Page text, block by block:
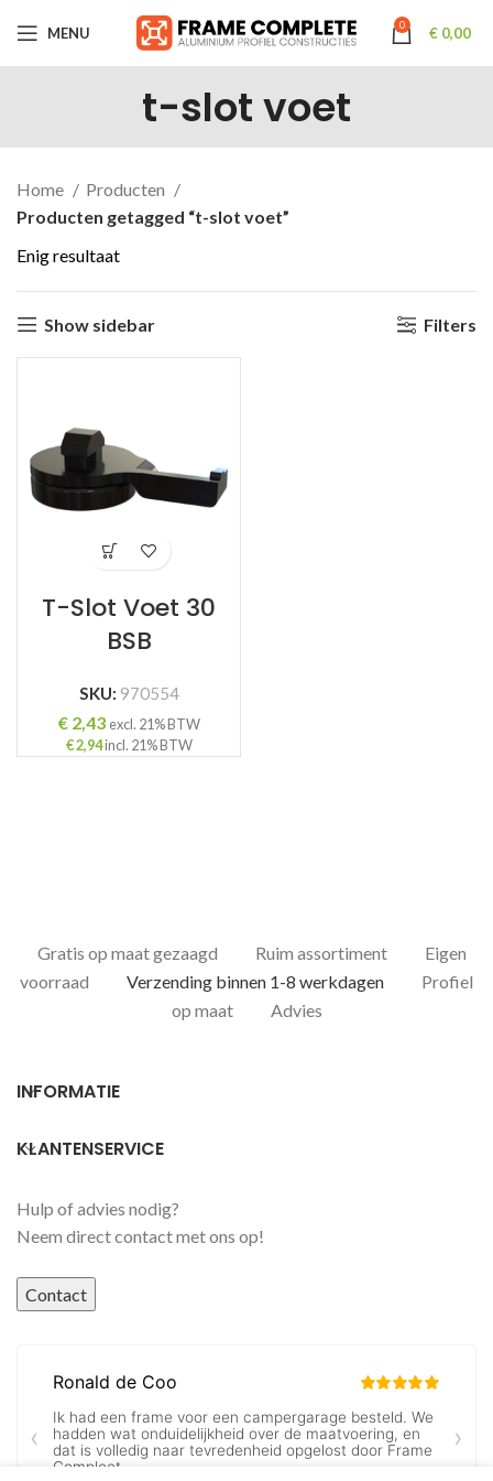
MENU 0 € 0,00
t-slot voet
Home
Producten
Producten getagged “t-slot voet”
Enig resultaat
Show sidebar Filters
T-Slot Voet 30
BSB
SKU: 970554
€2,43 excl. 21% BTW
€2,94incl. 21% BTW
Gratis op maat gezaagd Ruim assortiment
Eigen
voorraad
Verzending binnen 1-8 werkdagen
Profiel
op maat
Advies
INFORMATIE
KLANTENSERVICE
Hulp of advies nodig?
Neem direct contact met ons op!
Contact